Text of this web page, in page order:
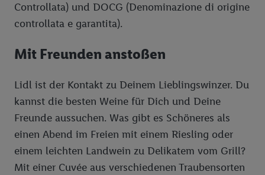
Controllata) und DOCG (Denominazione di origine
controllata e garantita).
Mit Freunden anstoßen
Lidl ist der Kontakt zu Deinem Lieblingswinzer. Du
kannst die besten Weine für Dich und Deine
Freunde aussuchen. Was gibt es Schöneres als
einen Abend im Freien mit einem Riesling oder
einem leichten Landwein zu Delikatem vom Grill?
Mit einer Cuvée aus verschiedenen Traubensorten
zur Auswahl personalisierter Werbung.
Liste der Partner (Lieferanten)